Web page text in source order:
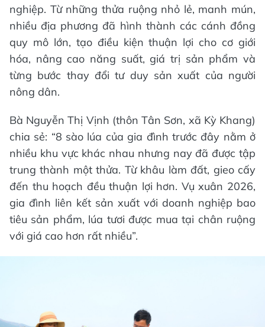
nghiệp. Từ những thửa ruộng nhỏ lẻ, manh mún,
nhiều địa phương đã hình thành các cánh đồng
quy mô lớn, tạo điều kiện thuận lợi cho cơ giới
hóa, nâng cao năng suất, giá trị sản phẩm và
từng bước thay đổi tư duy sản xuất của người
nông dân.
Bà Nguyễn Thị Vịnh (thôn Tân Sơn, xã Kỳ Khang)
chia sẻ: “8 sào lúa của gia đình trước đây nằm ở
nhiều khu vực khác nhau nhưng nay đã được tập
trung thành một thửa. Từ khâu làm đất, gieo cấy
đến thu hoạch đều thuận lợi hơn. Vụ xuân 2026,
gia đình liên kết sản xuất với doanh nghiệp bao
tiêu sản phẩm, lúa tươi được mua tại chân ruộng
với giá cao hơn rất nhiều”.